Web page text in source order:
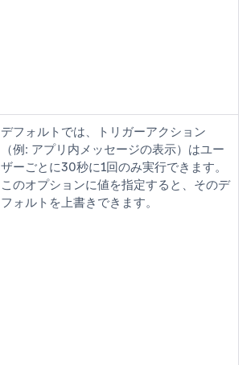
デフォルトでは、トリガーアクション
（例: アプリ内メッセージの表示）はユー
ザーごとに30秒に1回のみ実行できます。
このオプションに値を指定すると、そのデ
フォルトを上書きできます。